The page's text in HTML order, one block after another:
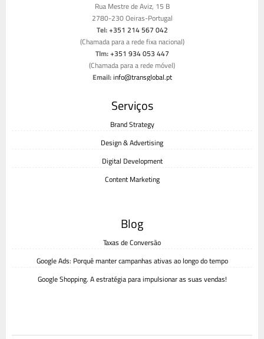
Rua Mestre de Aviz, 15 B
2780-230 Oeiras-Portugal
Tel:+351 214 567 042
(Chamada para a rede fixa nacional)
Tlm:+351 934 053 447
(Chamada para a rede móvel)
Email:info@transglobal.pt
Serviços
Brand Strategy
Design & Advertising
Digital Development
Content Marketing
Blog
Taxas de Conversão
Google Ads: Porquê manter campanhas ativas ao longo do tempo
Google Shopping. A estratégia para impulsionar as suas vendas!